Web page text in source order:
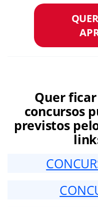
Quer
concursos
previstos